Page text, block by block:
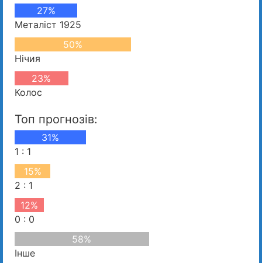
27%
Металіст 1925
50%
Нічия
23%
Колос
Топ прогнозів:
31%
1 : 1
15%
2 : 1
12%
0 : 0
58%
Інше